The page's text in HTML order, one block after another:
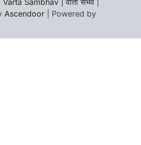
Varta Sambhav | वार्ता संभव
Ascendoor | Powered by